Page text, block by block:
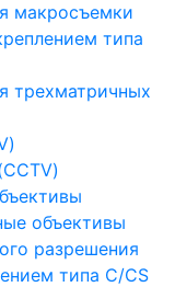
макросъемки
типа
трехматричных
объективы
разрешения
типа C/CS